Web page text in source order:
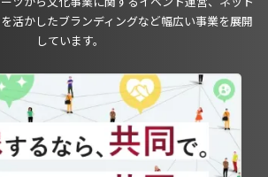
活かしたブランディングなど幅広い事業を展開
しています。